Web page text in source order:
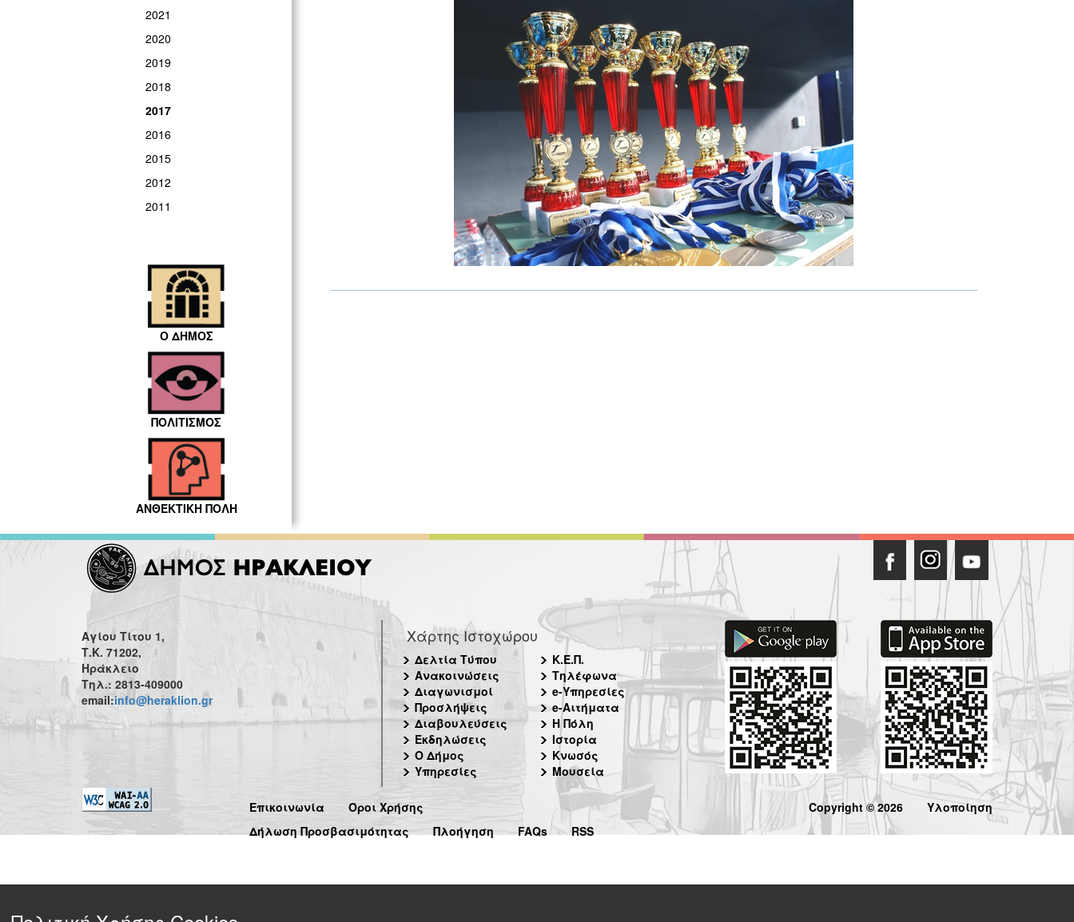
2021
2020
2019
2018
2017
2016
2015
2012
2011
Ο ΔΗΜΟΣ
ΠΟΛΙΤΙΣΜΟΣ
ΑΝΘΕΚΤΙΚΗ ΠΟΛΗ
Αγίου Τίτου 1,
Τ.Κ. 71202,
Ηράκλειο
Τηλ.: 2813-409000
email:info@heraklion.gr
Χάρτης Ιστοχώρου
Δελτία Τύπου
Ανακοινώσεις
Διαγωνισμοί
Προσλήψεις
Διαβουλεύσεις
Εκδηλώσεις
Ο Δήμος
Υπηρεσίες
Κ.Ε.Π.
Τηλέφωνα
e-Υπηρεσίες
e-Αιτήματα
Η Πόλη
Ιστορία
Κνωσός
Μουσεία
Επικοινωνία
Όροι Χρήσης
Δήλωση Προσβασιμότητας
Πλοήγηση FAQs RSS
Copyright © 2026 Υλοποίηση